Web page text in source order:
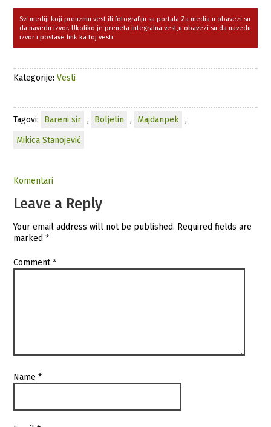
Svi mediji koji preuzmu vest ili fotografiju sa portala Za media u obavezi su
da navedu izvor. Ukoliko je preneta integralna vest,u obavezi su da navedu
izvor i postave link ka toj vesti.
Kategorije:Vesti
Tagovi: Bareni sir , Boljetin , Majdanpek
,
Mikica Stanojević
Komentari
Leave a Reply
Your email address will not be published. Required fields are
marked*
Comment*
Name*